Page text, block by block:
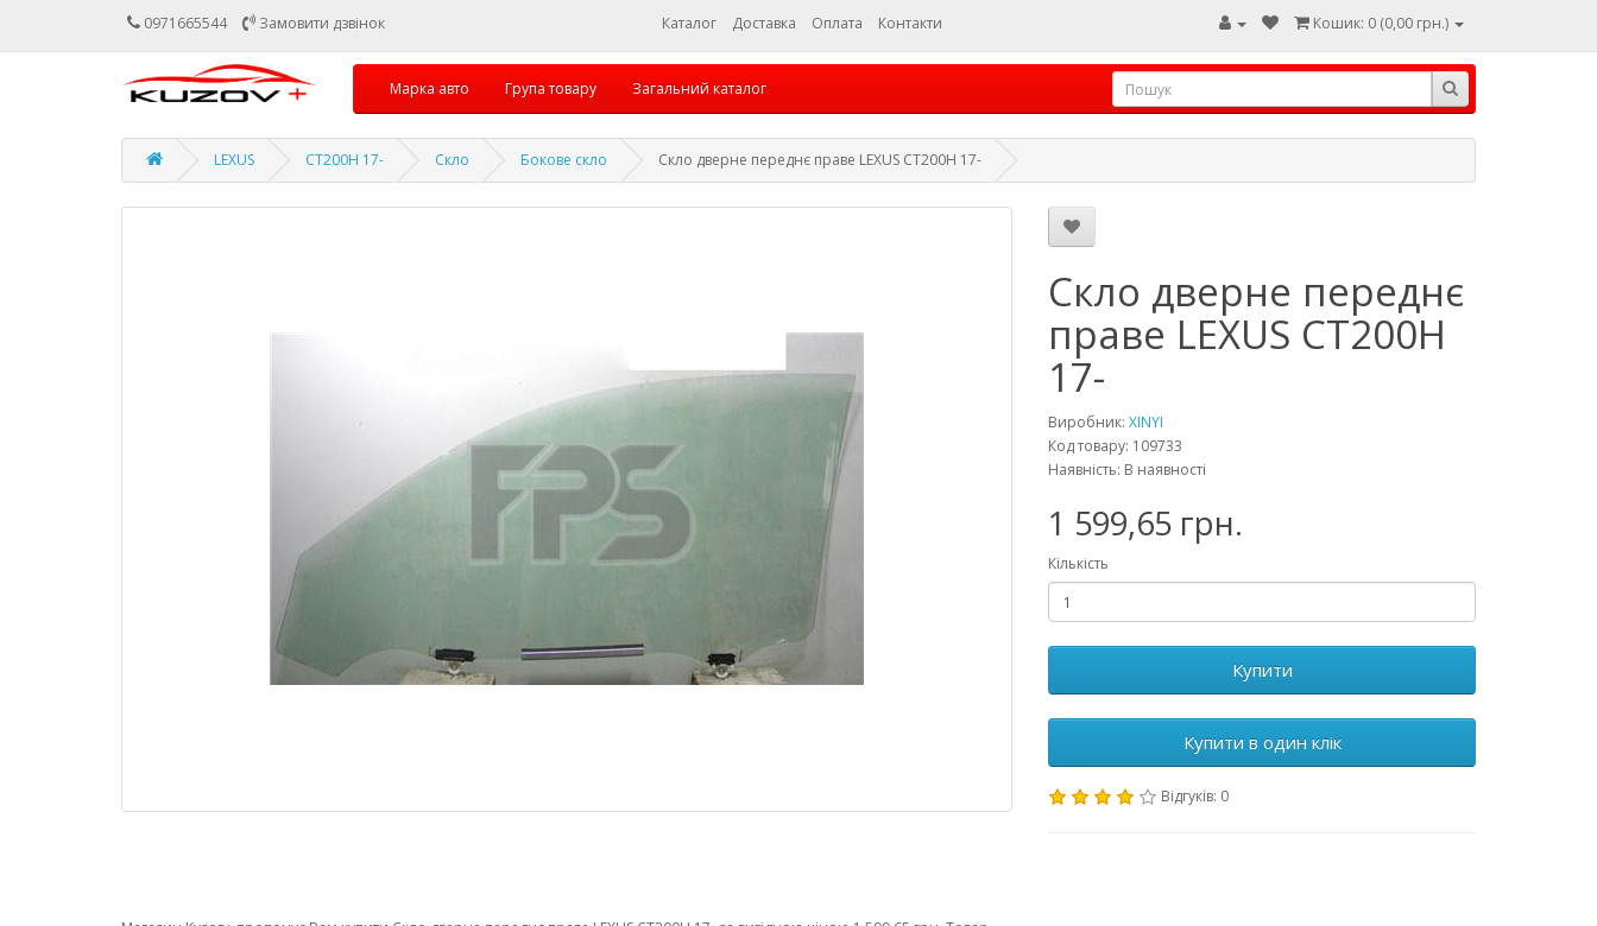
0971665544 Замовити дзвінок Каталог Доставка Оплата Контакти Кошик: 0 (0,00 грн.)
Марка авто Група товару Загальний каталог
LEXUS CT200H 17- Скло Бокове скло Скло дверне переднє праве LEXUS CT200H 17-
Скло дверне переднє
праве LEXUS CT200H
17-
Виробник: XINYI
Код товару: 109733
Наявність: В наявності
1 599,65 грн.
Кількість
Купити
Купити в один клік
Відгуків: 0